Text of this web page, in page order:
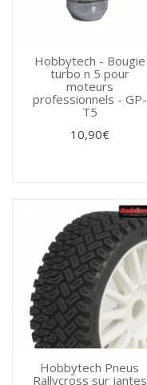
Hobbytech - Bougie
turbo n 5 pour
moteurs
professionnels - GP-
T5
10,90€
Hobbytech Pneus
Rallycross sur jantes